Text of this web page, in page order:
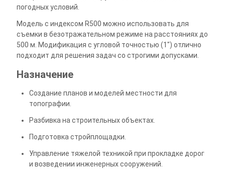
погодных условий.
Модель с индексом R500 можно использовать для
съемки в безотражательном режиме на расстояниях до
500 м. Модификация с угловой точностью (1") отлично
подходит для решения задач со строгими допусками.
Назначение
Создание планов и моделей местности для
топографии.
Разбивка на строительных объектах.
Подготовка стройплощадки.
Управление тяжелой техникой при прокладке дорог
и возведении инженерных сооружений.